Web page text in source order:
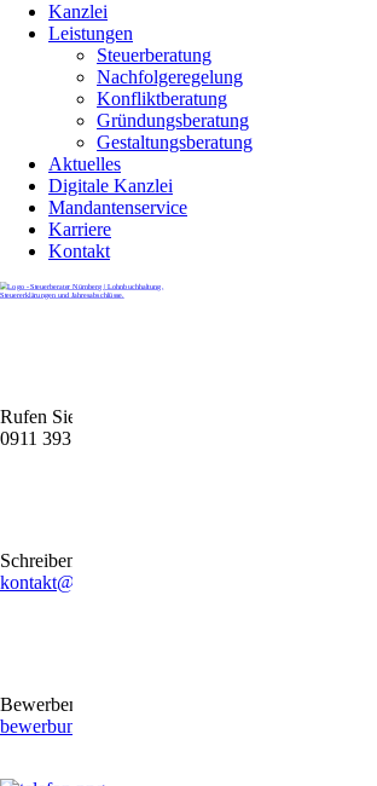
Kanzlei
Leistungen
Steuerberatung
Nachfolgeregelung
Konfliktberatung
Gründungsberatung
Gestaltungsberatung
Aktuelles
Digitale Kanzlei
Mandantenservice
Karriere
Kontakt
Rufen Sie uns gerne an
0911 39372790
Schreiben Sie uns gerne eine E-Mail
kontakt@stb-becker-zeiler.de
Bewerben Sie sich online oder per E-Mail
bewerbung@stb-becker-zeiler.de